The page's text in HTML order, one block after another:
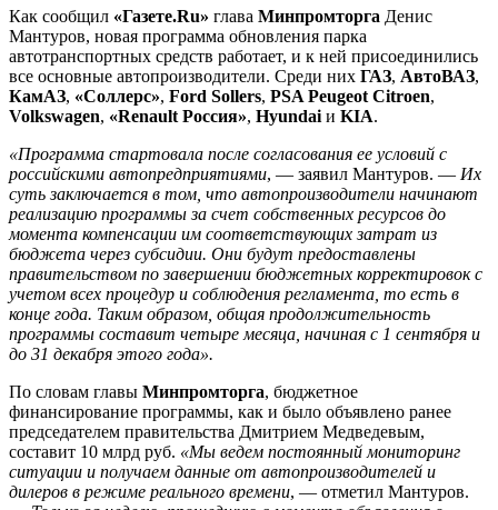
Как сообщил «Газете.Ru» глава Минпромторга Денис
Мантуров, новая программа обновления парка
автотранспортных средств работает, и к ней присоединились
все основные автопроизводители. Среди них ГАЗ, АвтоВАЗ,
КамАЗ, «Соллерс», Ford Sollers, PSA Peugeot Citroen,
Volkswagen, «Renault Россия», Hyundai и KIA.
«Программа стартовала после согласования ее условий с
российскими автопредприятиями, — заявил Мантуров. — Их
суть заключается в том, что автопроизводители начинают
реализацию программы за счет собственных ресурсов до
момента компенсации им соответствующих затрат из
бюджета через субсидии. Они будут предоставлены
правительством по завершении бюджетных корректировок с
учетом всех процедур и соблюдения регламента, то есть в
конце года. Таким образом, общая продолжительность
программы составит четыре месяца, начиная с 1 сентября и
до 31 декабря этого года».
По словам главы Минпромторга, бюджетное
финансирование программы, как и было объявлено ранее
председателем правительства Дмитрием Медведевым,
составит 10 млрд руб. «Мы ведем постоянный мониторинг
ситуации и получаем данные от автопроизводителей и
дилеров в режиме реального времени, — отметил Мантуров.